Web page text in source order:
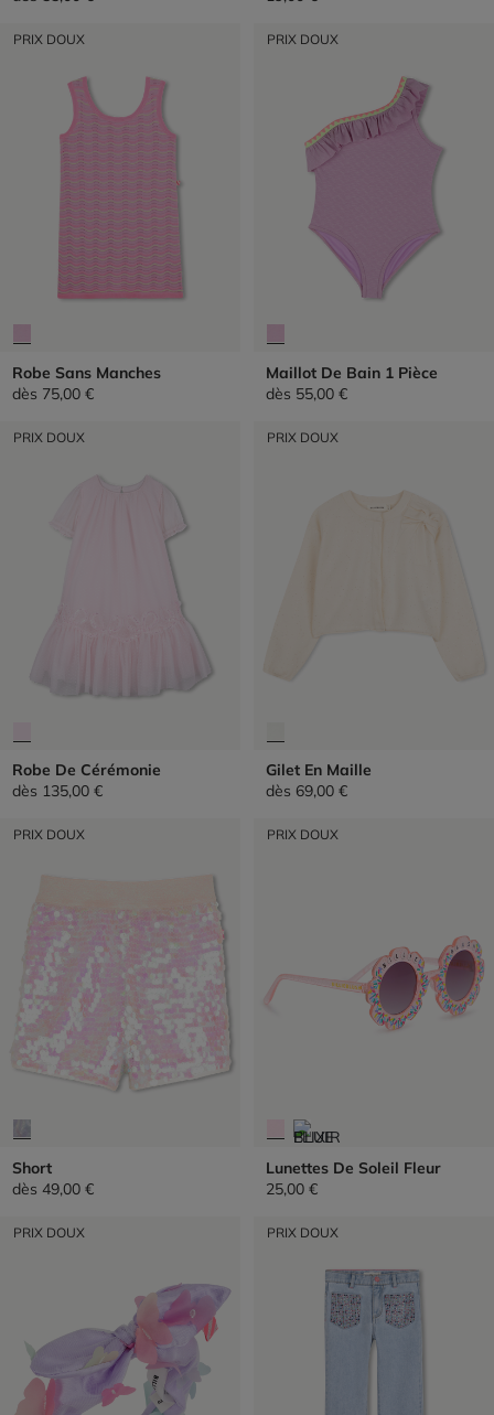
PRIX DOUX
Robe Sans Manches
dès 75,00 €
PRIX DOUX
Maillot De Bain 1 Pièce
dès 55,00 €
PRIX DOUX
Robe De Cérémonie
dès 135,00 €
PRIX DOUX
Gilet En Maille
dès 69,00 €
PRIX DOUX
Short
dès 49,00 €
PRIX DOUX
Lunettes De Soleil Fleur
25,00 €
PRIX DOUX PRIX DOUX